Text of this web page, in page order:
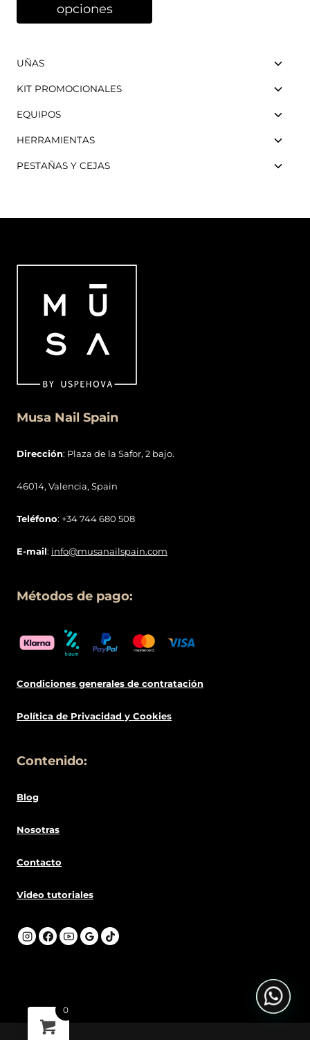
opciones
UÑAS
KIT PROMOCIONALES
EQUIPOS
HERRAMIENTAS
PESTAÑAS Y CEJAS
Musa Nail Spain
Dirección: Plaza de la Safor, 2 bajo.
46014, Valencia, Spain
Teléfono: +34 744 680 508
E-mail: info@musanailspain.com
Métodos de pago:
Condiciones generales de contratación
Política de Privacidad y Cookies
Contenido:
Blog
Nosotras
Contacto
Video tutoriales
0